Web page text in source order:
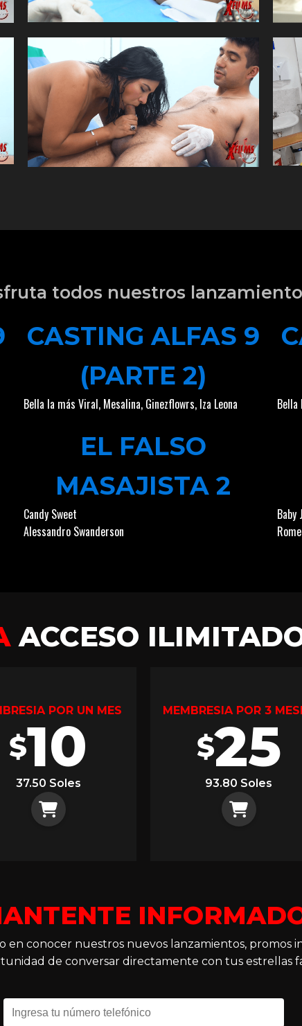
todos nuestros
CASTING ALFAS 9
(PARTE 2)
Bella la más Viral, Mesalina, Ginezflowrs, Iza Leona
EL FALSO
MASAJISTA 2
Candy Sweet
Alessandro Swanderson
Baby
ACCESO
POR UN MES
$10
37.50 Soles
MEMBRESIA POR 3
$25
93.80 Soles
en conocer nuestros nuevos lanzamientos, promos
de conversar directamente con tus estrellas